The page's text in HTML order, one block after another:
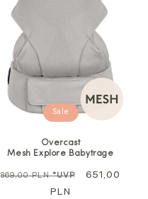
Sale
Overcast
Mesh Explore Babytrage
Regulärer
869,00 PLN*UVP Sale
651,00
PLN